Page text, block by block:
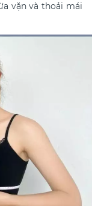
vặn và thoải mái